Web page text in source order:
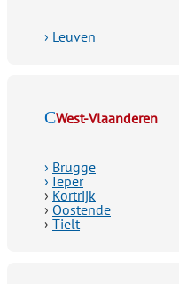
› Leuven
West-Vlaanderen
› Brugge
› Ieper
› Kortrijk
› Oostende
› Tielt